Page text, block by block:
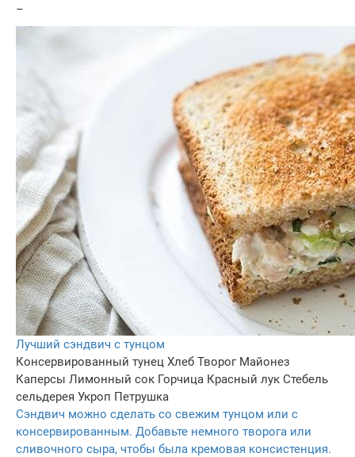
–
Лучший сэндвич с тунцом
Консервированный тунец Хлеб Творог Майонез
Каперсы Лимонный сок Горчица Красный лук Стебель
сельдерея Укроп Петрушка
Сэндвич можно сделать со свежим тунцом или с
консервированным. Добавьте немного творога или
сливочного сыра, чтобы была кремовая консистенция.